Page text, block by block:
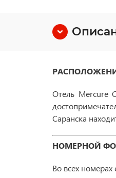
Отель Mercure
Саранска
НОМЕРНОЙ
Во всех